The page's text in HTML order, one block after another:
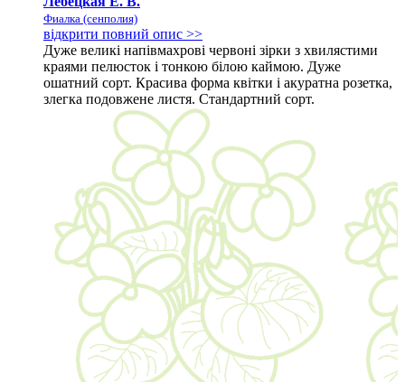
Фиалка (сенполия)
відкрити повний опис >>
Дуже великі напівмахрові червоні зірки з хвилястими
краями пелюсток і тонкою білою каймою. Дуже
ошатний сорт. Красива форма квітки і акуратна розетка,
злегка подовжене листя. Стандартний сорт.